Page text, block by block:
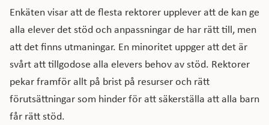
Enkäten visar att de flesta rektorer upplever att de kan ge
alla elever det stöd och anpassningar de har rätt till, men
att det finns utmaningar. En minoritet uppger att det är
svårt att tillgodose alla elevers behov av stöd. Rektorer
pekar framför allt på brist på resurser och rätt
förutsättningar som hinder för att säkerställa att alla barn
får rätt stöd.